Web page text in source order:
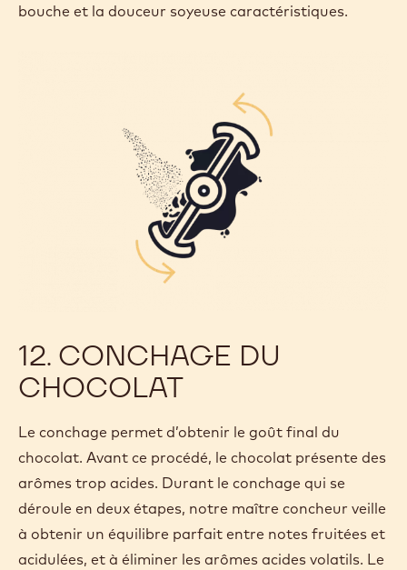
bouche et la douceur soyeuse caractéristiques.
12. CONCHAGE DU
CHOCOLAT
Le conchage permet d’obtenir le goût final du
chocolat. Avant ce procédé, le chocolat présente des
arômes trop acides. Durant le conchage qui se
déroule en deux étapes, notre maître concheur veille
à obtenir un équilibre parfait entre notes fruitées et
acidulées, et à éliminer les arômes acides volatils. Le